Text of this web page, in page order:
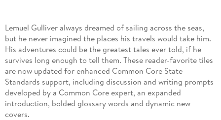
Lemuel Gulliver always dreamed of sailing across the seas,
but he never imagined the places his travels would take him.
His adventures could be the greatest tales ever told, if he
survives long enough to tell them. These reader-favorite tiles
are now updated for enhanced Common Core State
Standards support, including discussion and writing prompts
developed by a Common Core expert, an expanded
introduction, bolded glossary words and dynamic new
covers.